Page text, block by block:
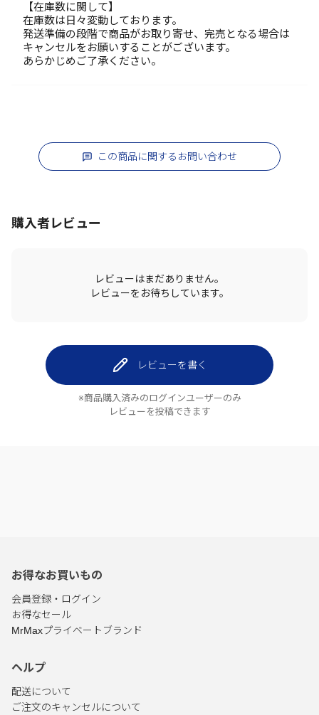
【在庫数に関して】
在庫数は日々変動しております。
発送準備の段階で商品がお取り寄せ、完売となる場合は
キャンセルをお願いすることがございます。
あらかじめご了承ください。
この商品に関するお問い合わせ
購入者レビュー
レビューはまだありません。
レビューをお待ちしています。
レビューを書く
※商品購入済みのログインユーザーのみ
レビューを投稿できます
お得なお買いもの
会員登録・ログイン
お得なセール
MrMaxプライベートブランド
ヘルプ
配送について
ご注文のキャンセルについて